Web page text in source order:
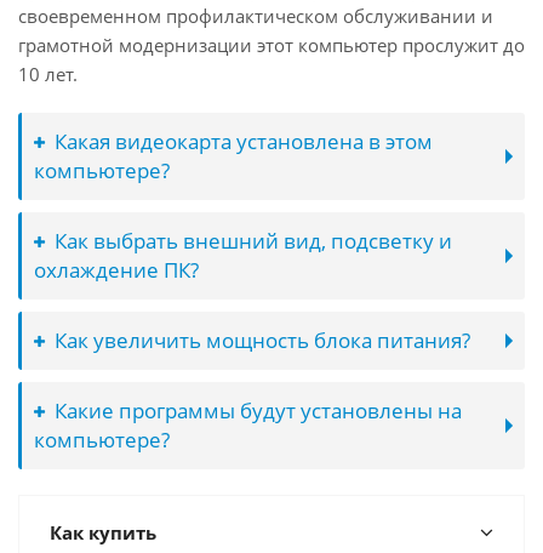
своевременном профилактическом обслуживании и
грамотной модернизации этот компьютер прослужит до
10 лет.
Какая видеокарта установлена в этом
компьютере?
Как выбрать внешний вид, подсветку и
охлаждение ПК?
Как увеличить мощность блока питания?
Какие программы будут установлены на
компьютере?
Как купить